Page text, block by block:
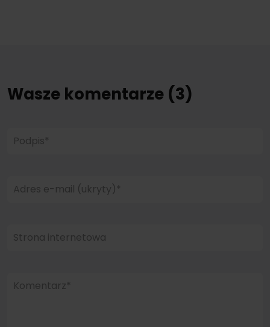
Wasze komentarze (3)
Podpis*
Adres e-mail (ukryty)*
Strona internetowa
Komentarz*